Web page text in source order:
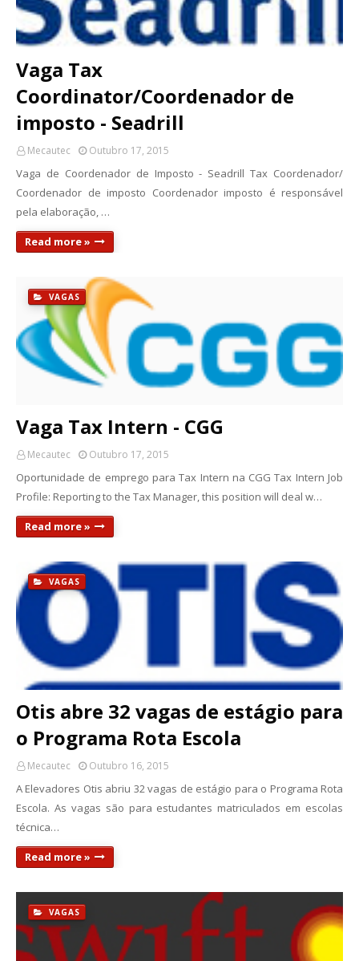
Vaga Tax
Coordinator/Coordenador de
imposto - Seadrill
Mecautec Outubro 17, 2015
Vaga de Coordenador de Imposto - Seadrill Tax Coordenador/
Coordenador de imposto Coordenador imposto é responsável
pela elaboração, …
Read more »
VAGAS
Vaga Tax Intern - CGG
Mecautec Outubro 17, 2015
Oportunidade de emprego para Tax Intern na CGG Tax Intern Job
Profile: Reporting to the Tax Manager, this position will deal w…
Read more »
VAGAS
Otis abre 32 vagas de estágio para
o Programa Rota Escola
Mecautec Outubro 16, 2015
A Elevadores Otis abriu 32 vagas de estágio para o Programa Rota
Escola. As vagas são para estudantes matriculados em escolas
técnica…
Read more »
VAGAS